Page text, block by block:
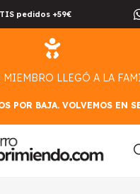
pedidos +59€
MIEMBRO LLEGÓ A LA
POR BAJA. VOLVEMOS EN